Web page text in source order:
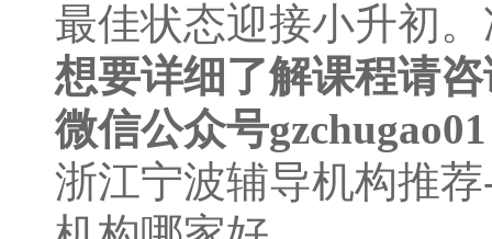
最佳状态迎接小升初
想要详细了解课程请咨
微信公众号
浙江宁波辅导机构推